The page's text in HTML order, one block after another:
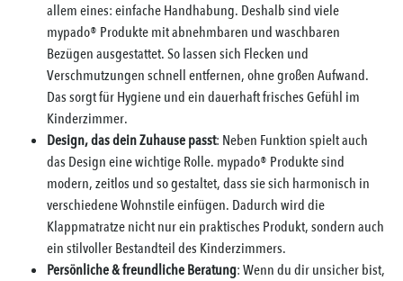
allem eines: einfache Handhabung. Deshalb sind viele
mypado® Produkte mit abnehmbaren und waschbaren
Bezügen ausgestattet. So lassen sich Flecken und
Verschmutzungen schnell entfernen, ohne großen Aufwand.
Das sorgt für Hygiene und ein dauerhaft frisches Gefühl im
Kinderzimmer.
Design, das dein Zuhause passt: Neben Funktion spielt auch
das Design eine wichtige Rolle. mypado® Produkte sind
modern, zeitlos und so gestaltet, dass sie sich harmonisch in
verschiedene Wohnstile einfügen. Dadurch wird die
Klappmatratze nicht nur ein praktisches Produkt, sondern auch
ein stilvoller Bestandteil des Kinderzimmers.
Persönliche & freundliche Beratung: Wenn du dir unsicher bist,